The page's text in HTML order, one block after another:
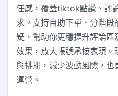
任感，覆蓋tiktok點讚、評
求。支持自助下單、分階
疑，幫助你更穩提升評論
效果，放大帳號承接表現
與排期，減少波動風險，也
運營。